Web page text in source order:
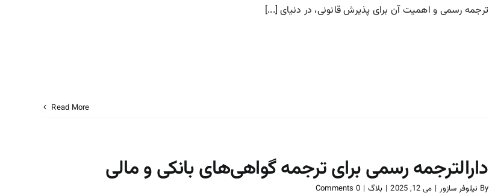
ترجمه رسمی و اهمیت آن
ترجمه رسمی و اهمیت آن برای پذیرش قانونی، در دنیای [...]
Read More
دارالترجمه رسمی برای ترجمه گواهی‌های بانکی و مالی
By نیلوفر سازور | می 12, 2025 | بلاگ |
0 Comments